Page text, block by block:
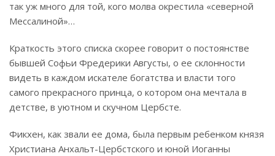
так уж много для той, кого молва окрестила «северной
Мессалиной»…
Краткость этого списка скорее говорит о постоянстве
бывшей Софьи Фредерики Августы, о ее склонности
видеть в каждом искателе богатства и власти того
самого прекрасного принца, о котором она мечтала в
детстве, в уютном и скучном Цербсте.
Фикхен, как звали ее дома, была первым ребенком князя
Христиана Анхальт-Цербстского и юной Иоганны